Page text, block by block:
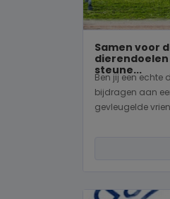
Samen voor
dierendoelen
steune...
Ben jij een echte
bijdragen aan
gevleugelde